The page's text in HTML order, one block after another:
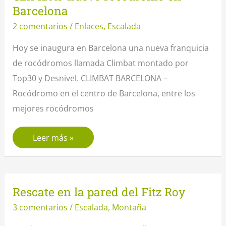
Barcelona
2 comentarios / Enlaces, Escalada
Hoy se inaugura en Barcelona una nueva franquicia
de rocódromos llamada Climbat montado por
Top30 y Desnivel. CLIMBAT BARCELONA –
Rocódromo en el centro de Barcelona, entre los
mejores rocódromos
CLIMBAT
nuevo
Barcelona
Leer más »
Rescate en la pared del Fitz Roy
3 comentarios / Escalada, Montaña